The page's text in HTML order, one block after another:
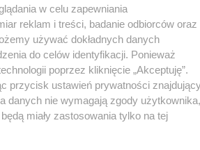
w celu zapewniania
reklam i treści, badanie odbiorców oraz
używać dokładnych danych
do celów identyfikacji. Ponieważ
poprzez kliknięcie „Akceptuję”.
przycisk ustawień prywatności
danych nie wymagają zgody użytkownika,
miały zastosowania tylko na tej